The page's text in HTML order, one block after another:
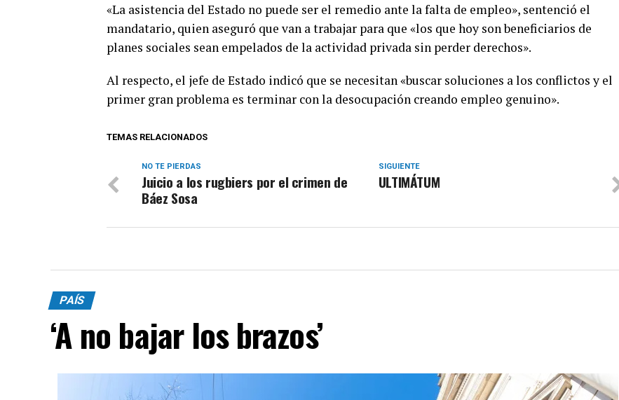
«La asistencia del Estado no puede ser el remedio ante la falta de empleo», sentenció el
mandatario, quien aseguró que van a trabajar para que «los que hoy son beneficiarios de
planes sociales sean empelados de la actividad privada sin perder derechos».
Al respecto, el jefe de Estado indicó que se necesitan «buscar soluciones a los conflictos y el
primer gran problema es terminar con la desocupación creando empleo genuino».
TEMAS RELACIONADOS
SIGUIENTE
ULTIMÁTUM
NO TE PIERDAS
Juicio a los rugbiers por el crimen de
Báez Sosa
PAÍS
‘A no bajar los brazos’